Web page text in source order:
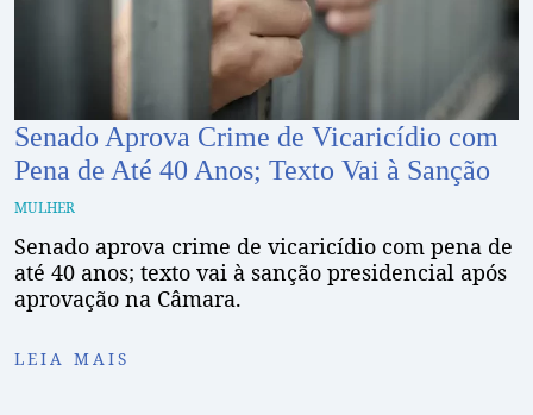
Senado Aprova Crime de Vicaricídio com
Pena de Até 40 Anos; Texto Vai à Sanção
MULHER
Senado aprova crime de vicaricídio com pena de
até 40 anos; texto vai à sanção presidencial após
aprovação na Câmara.
LEIA MAIS